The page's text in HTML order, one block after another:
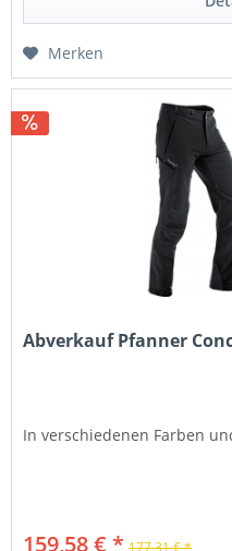
Merken
Abverkauf Pfanner
In verschiedenen Farben
159,58 € * 177,31 € *